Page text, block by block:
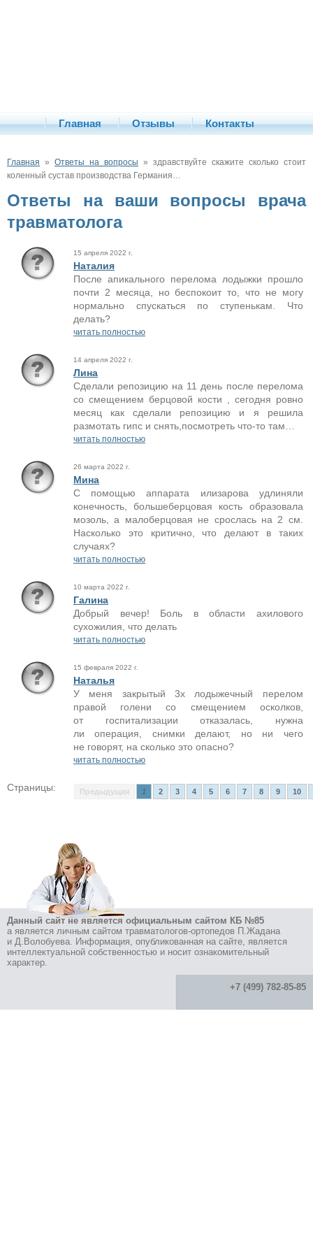
Главная Отзывы Контакты
Главная » Ответы на вопросы » здравствуйте скажите сколько стоит
коленный сустав производства Германия…
Ответы на ваши вопросы врача
травматолога
15 апреля 2022 г.
Наталия
После апикального перелома лодыжки прошло
почти 2 месяца, но беспокоит то, что не могу
нормально спускаться по ступенькам. Что
делать?
читать полностью
14 апреля 2022 г.
Лина
Сделали репозицию на 11 день после перелома
со смещением берцовой кости , сегодня ровно
месяц как сделали репозицию и я решила
размотать гипс и снять,посмотреть что-то там…
читать полностью
26 марта 2022 г.
Мина
С помощью аппарата илизарова удлиняли
конечность, большеберцовая кость образовала
мозоль, а малоберцовая не срослась на 2 см.
Насколько это критично, что делают в таких
случаях?
читать полностью
10 марта 2022 г.
Галина
Добрый вечер! Боль в области ахилового
сухожилия, что делать
читать полностью
15 февраля 2022 г.
Наталья
У меня закрытый 3х лодыжечный перелом
правой голени со смещением осколков,
от госпитализации отказалась, нужна
ли операция, снимки делают, но ни чего
не говорят, на сколько это опасно?
читать полностью
Страницы: Предыдущая 1 2 3 4 5 6 7 8 9 10
Данный сайт не является официальным сайтом КБ №85
а является личным сайтом травматологов-ортопедов П.Жадана
и Д.Волобуева. Информация, опубликованная на сайте, является
интеллектуальной собственностью и носит ознакомительный
характер.
+7 (499) 782-85-85